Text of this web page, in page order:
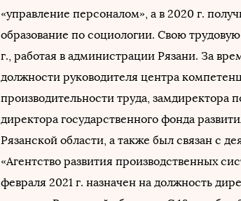
«управление персоналом», а в 2020 г.
образование по социологии. Свою трудовую
г., работая в администрации Рязани. За
должности руководителя центра
производительности труда, замдиректора
директора государственного фонда
Рязанской области, а также был связан с
«Агентство развития производственных
февраля 2021 г. назначен на должность